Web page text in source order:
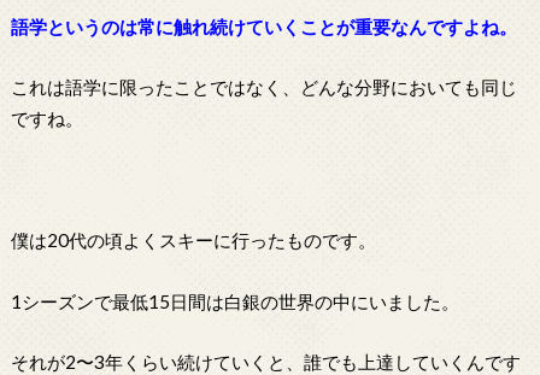
語学というのは常に触れ続けていくことが重要なんですよね。
これは語学に限ったことではなく、どんな分野においても同じ
ですね。
僕は20代の頃よくスキーに行ったものです。
1シーズンで最低15日間は白銀の世界の中にいました。
それが2〜3年くらい続けていくと、誰でも上達していくんです